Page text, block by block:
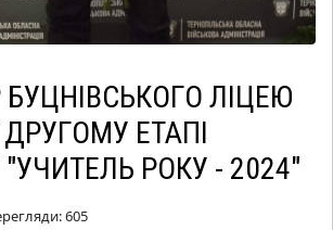
ЛІЦЕЮ
ЕТАПІ
РОКУ - 2024"
605